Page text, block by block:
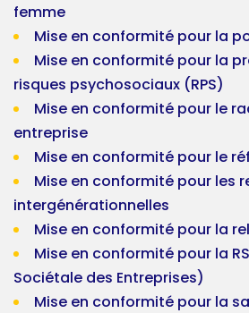
femme
Mise en conformité pour la
Mise en conformité pour la
risques psychosociaux (RPS)
Mise en conformité pour le
entreprise
Mise en conformité pour le
Mise en conformité pour les
intergénérationnelles
Mise en conformité pour la
Mise en conformité pour la
Sociétale des Entreprises)
Mise en conformité pour la